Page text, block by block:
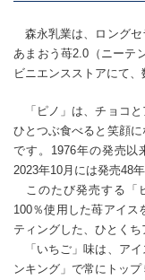
森永乳業は、ロング
あまおう苺2.0（ニーテ
ビニエンスストアにて、
「ピノ」は、チョコと
ひとつぶ食べると笑顔
です。1976年の発売以
2023年10月には発売48
このたび発売する「
100％使用した苺アイス
ティングした、ひとく
「いちご」味は、アイ
ンキング」で常にトッ